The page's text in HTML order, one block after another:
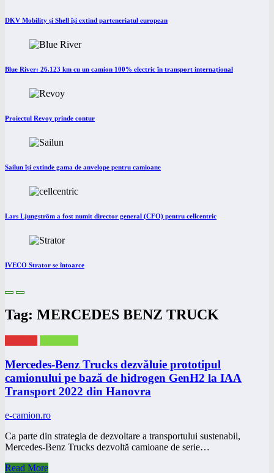
DKV Mobility și Shell își extind parteneriatul european
Blue River: 26.123 km cu un camion 100% electric în transport internațional
Proiectul Revoy prinde contur
Sailun își extinde gama de anvelope pentru camioane
Lars Ljungström a fost numit director general (CFO) pentru cellcentric
IVECO Strator se întoarce
Tag: MERCEDES BENZ TRUCK
Mercedes-Benz Trucks dezvăluie prototipul
camionului pe bază de hidrogen GenH2 la IAA
Transport 2022 din Hanovra
e-camion.ro
Ca parte din strategia de dezvoltare a transportului sustenabil,
Mercedes-Benz Trucks dezvoltă camioane de serie…
Read More